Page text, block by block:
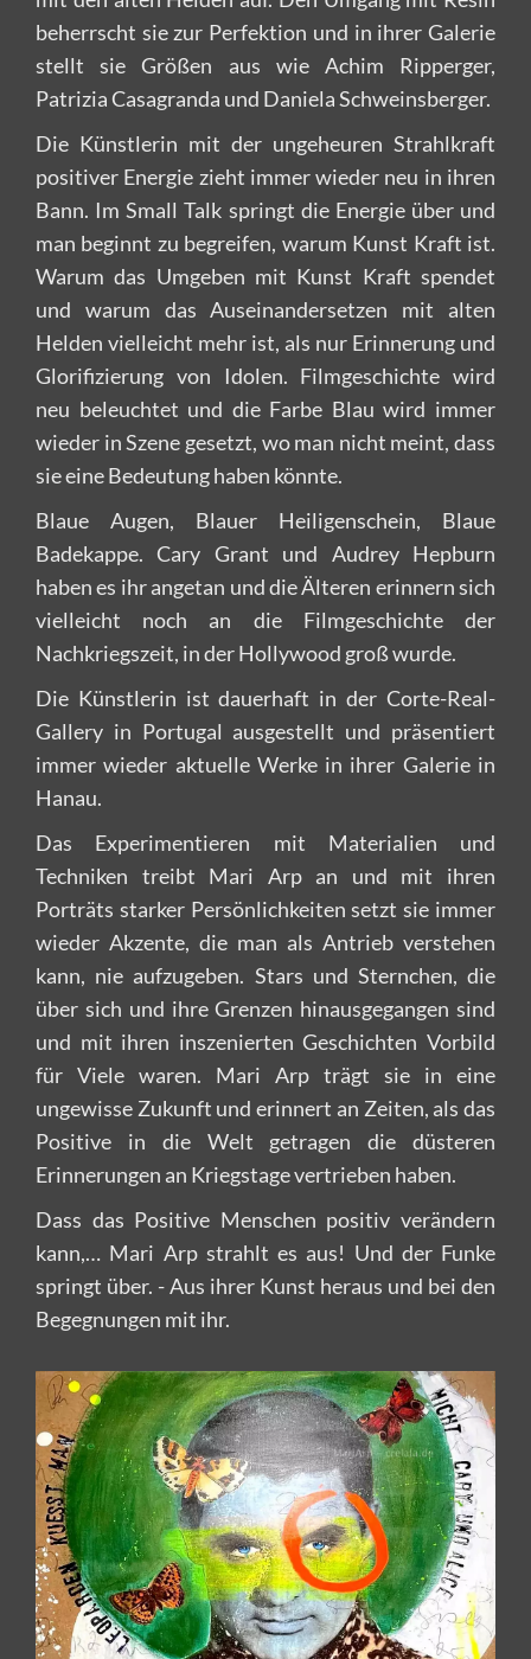
beherrscht sie zur Perfektion und in ihrer Galerie
stellt sie Größen aus wie Achim Ripperger,
Patrizia Casagranda und Daniela Schweinsberger.
Die Künstlerin mit der ungeheuren Strahlkraft
positiver Energie zieht immer wieder neu in ihren
Bann. Im Small Talk springt die Energie über und
man beginnt zu begreifen, warum Kunst Kraft ist.
Warum das Umgeben mit Kunst Kraft spendet
und warum das Auseinandersetzen mit alten
Helden vielleicht mehr ist, als nur Erinnerung und
Glorifizierung von Idolen. Filmgeschichte wird
neu beleuchtet und die Farbe Blau wird immer
wieder in Szene gesetzt, wo man nicht meint, dass
sie eine Bedeutung haben könnte.
Blaue Augen, Blauer Heiligenschein, Blaue
Badekappe. Cary Grant und Audrey Hepburn
haben es ihr angetan und die Älteren erinnern sich
vielleicht noch an die Filmgeschichte der
Nachkriegszeit, in der Hollywood groß wurde.
Die Künstlerin ist dauerhaft in der Corte-Real-
Gallery in Portugal ausgestellt und präsentiert
immer wieder aktuelle Werke in ihrer Galerie in
Hanau.
Das Experimentieren mit Materialien und
Techniken treibt Mari Arp an und mit ihren
Porträts starker Persönlichkeiten setzt sie immer
wieder Akzente, die man als Antrieb verstehen
kann, nie aufzugeben. Stars und Sternchen, die
über sich und ihre Grenzen hinausgegangen sind
und mit ihren inszenierten Geschichten Vorbild
für Viele waren. Mari Arp trägt sie in eine
ungewisse Zukunft und erinnert an Zeiten, als das
Positive in die Welt getragen die düsteren
Erinnerungen an Kriegstage vertrieben haben.
Dass das Positive Menschen positiv verändern
kann,… Mari Arp strahlt es aus! Und der Funke
springt über. - Aus ihrer Kunst heraus und bei den
Begegnungen mit ihr.